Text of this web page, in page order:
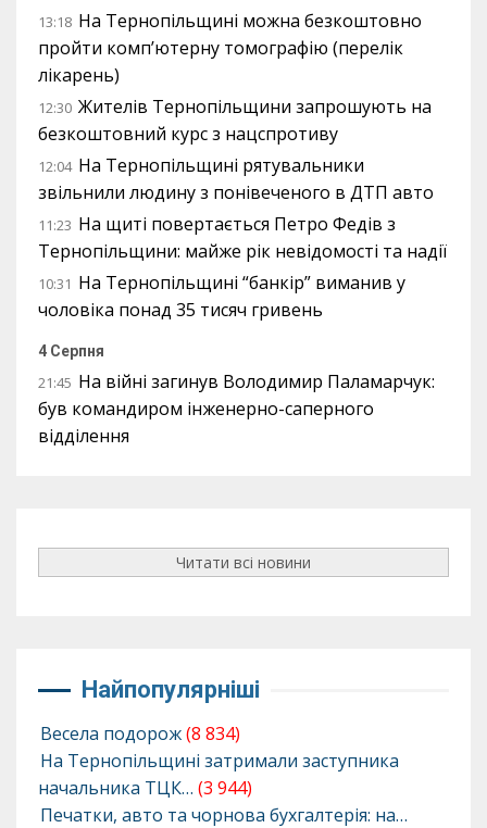
13:18 На Тернопільщині можна безкоштовно
пройти комп’ютерну томографію (перелік
лікарень)
12:30 Жителів Тернопільщини запрошують на
безкоштовний курс з нацспротиву
12:04 На Тернопільщині рятувальники
звільнили людину з понівеченого в ДТП авто
11:23 На щиті повертається Петро Федів з
Тернопільщини: майже рік невідомості та надії
10:31 На Тернопільщині “банкір” виманив у
чоловіка понад 35 тисяч гривень
4 Серпня
21:45 На війні загинув Володимир Паламарчук:
був командиром інженерно-саперного
відділення
Читати всі новини
Найпопулярніші
Весела подорож(8 834)
На Тернопільщині затримали заступника
начальника ТЦК… (3 944)
Печатки, авто та чорнова бухгалтерія: на…